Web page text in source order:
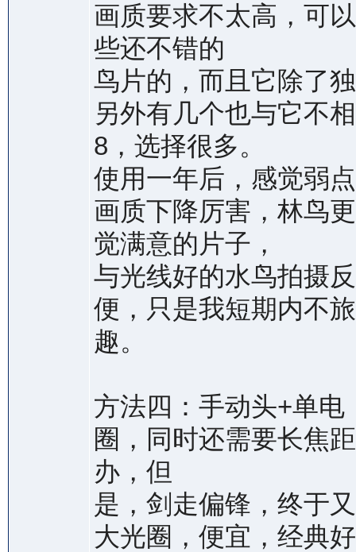
画质要求不太高，可
些还不错的
鸟片的，而且它除了
另外有几个也与它不
8，选择很多。
使用一年后，感觉弱
画质下降厉害，林鸟
觉满意的片子，
与光线好的水鸟拍摄
便，只是我短期内不
趣。
方法四：手动头+单
圈，同时还需要长焦
办，但
是，剑走偏锋，终于
大光圈，便宜，经典